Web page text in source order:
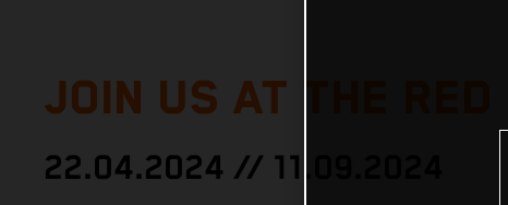
JOIN US AT THE RED
22.04.2024 // 11.09.2024